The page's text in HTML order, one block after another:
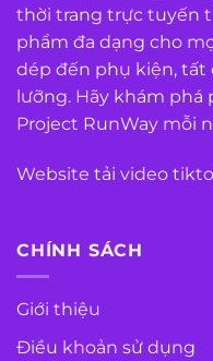
thời trang trực tuyến
phẩm đa dạng cho
dép đến phụ kiện, tất
lưỡng. Hãy khám phá
Project RunWay mỗi
Website tải video
CHÍNH SÁCH
Giới thiệu
Điều khoản sử dụng